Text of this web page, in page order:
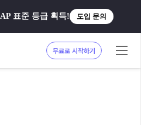
표준 등급 획득! 도입 문의
무료로 시작하기